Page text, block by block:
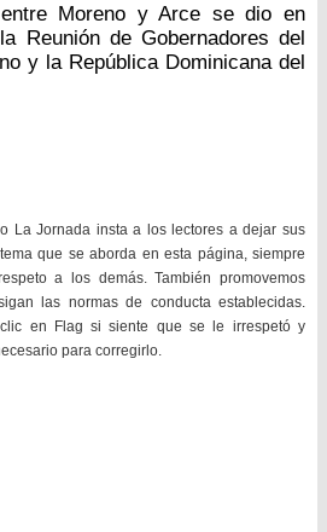
Moreno y Arce se dio en
Reunión de Gobernadores del
y la República Dominicana del
La Jornada insta a los lectores a dejar sus
que se aborda en esta página, siempre
a los demás. También promovemos
las normas de conducta establecidas.
en Flag si siente que se le irrespetó y
para corregirlo.